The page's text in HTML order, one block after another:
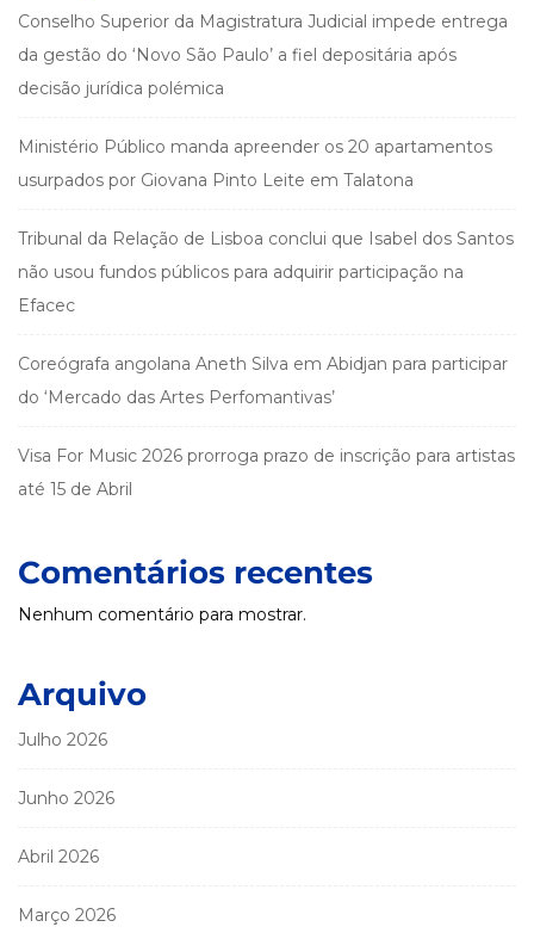
Conselho Superior da Magistratura Judicial impede entrega
da gestão do ‘Novo São Paulo’ a fiel depositária após
decisão jurídica polémica
Ministério Público manda apreender os 20 apartamentos
usurpados por Giovana Pinto Leite em Talatona
Tribunal da Relação de Lisboa conclui que Isabel dos Santos
não usou fundos públicos para adquirir participação na
Efacec
Coreógrafa angolana Aneth Silva em Abidjan para participar
do ‘Mercado das Artes Perfomantivas’
Visa For Music 2026 prorroga prazo de inscrição para artistas
até 15 de Abril
Comentários recentes
Nenhum comentário para mostrar.
Arquivo
Julho 2026
Junho 2026
Abril 2026
Março 2026